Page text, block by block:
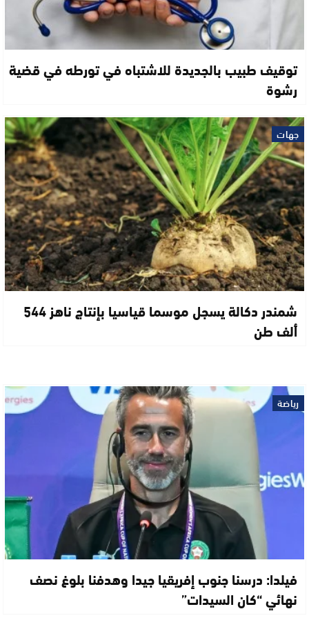
توقيف طبيب بالجديدة للاشتباه في تورطه في قضية
رشوة
جهات
شمندر دكالة يسجل موسما قياسيا بإنتاج ناهز 544
ألف طن
رياضة
فيلدا: درسنا جنوب إفريقيا جيدا وهدفنا بلوغ نصف
نهائي “كان السيدات”